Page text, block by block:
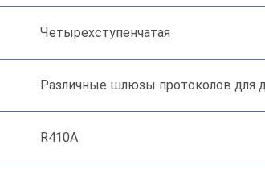
Четырехступенчатая
Различные шлюзы протоколов для
R410A